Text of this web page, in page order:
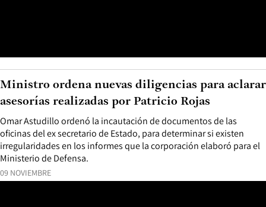
09 NOVIEMBRE
Omar Astudillo ordenó la incautación de documentos de las
oficinas del ex secretario de Estado, para determinar si existen
irregularidades en los informes que la corporación elaboró para el
Ministerio de Defensa.
Ministro ordena nuevas diligencias para aclarar
asesorías realizadas por Patricio Rojas